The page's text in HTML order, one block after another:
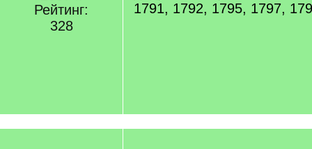
Рейтинг:
328
1791, 1792, 1795, 1797,